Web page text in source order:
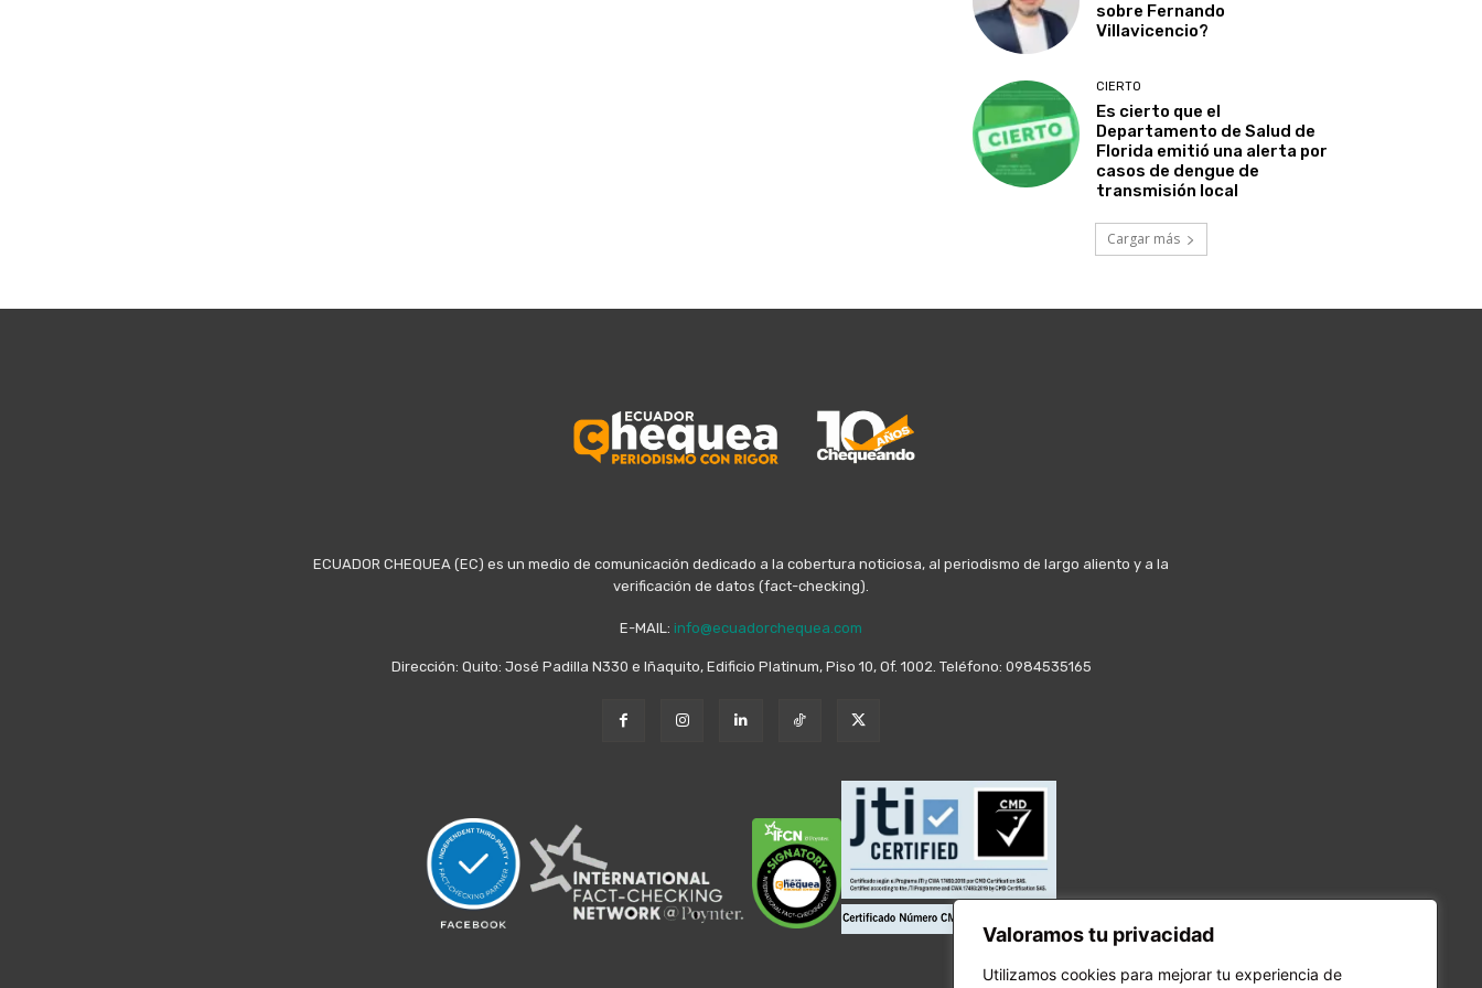
Valoramos tu privacidad
Utilizamos cookies para mejorar tu experiencia de
sobre Fernando
Villavicencio?
CIERTO
Es cierto que el
Departamento de Salud de
Florida emitió una alerta por
casos de dengue de
transmisión local
Cargar más
ECUADOR CHEQUEA (EC) es un medio de comunicación dedicado a la cobertura noticiosa, al periodismo de largo aliento y a la
verificación de datos (fact-checking).
E-MAIL: info@ecuadorchequea.com
Dirección: Quito: José Padilla N330 e Iñaquito, Edificio Platinum, Piso 10, Of. 1002. Teléfono: 0984535165